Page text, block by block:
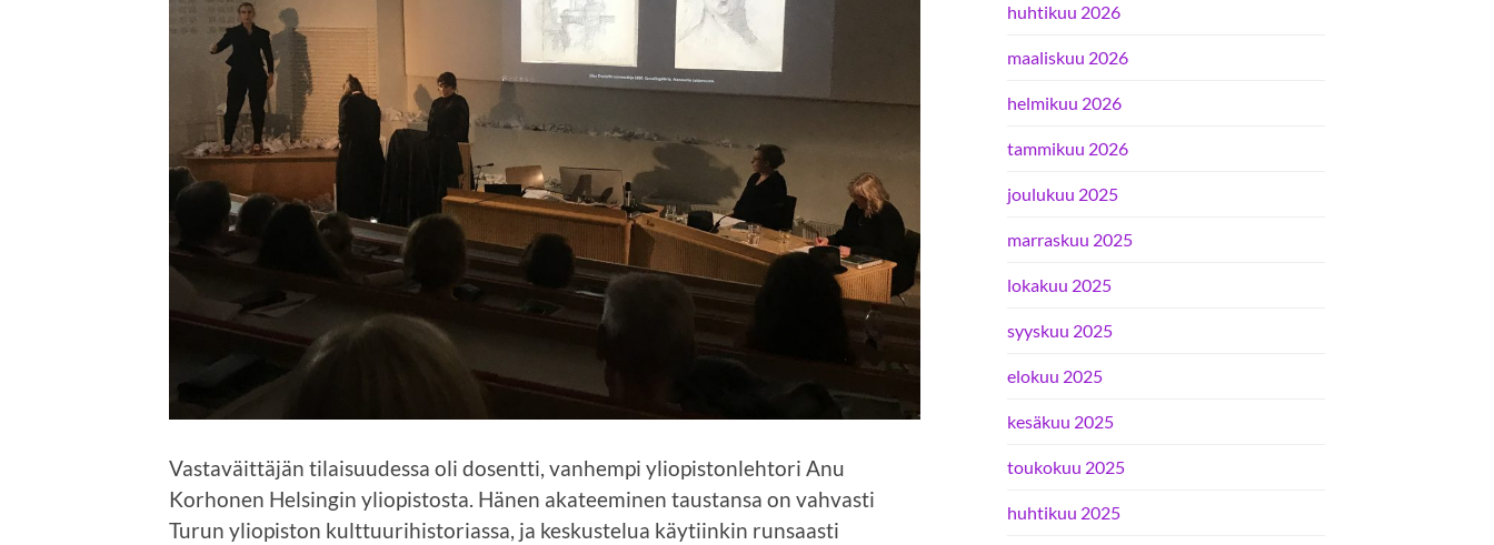
Vastaväittäjän tilaisuudessa oli dosentti, vanhempi yliopistonlehtori Anu
Korhonen Helsingin yliopistosta. Hänen akateeminen taustansa on vahvasti
Turun yliopiston kulttuurihistoriassa, ja keskustelua käytiinkin runsaasti
huhtikuu 2026
maaliskuu 2026
helmikuu 2026
tammikuu 2026
joulukuu 2025
marraskuu 2025
lokakuu 2025
syyskuu 2025
elokuu 2025
kesäkuu 2025
toukokuu 2025
huhtikuu 2025